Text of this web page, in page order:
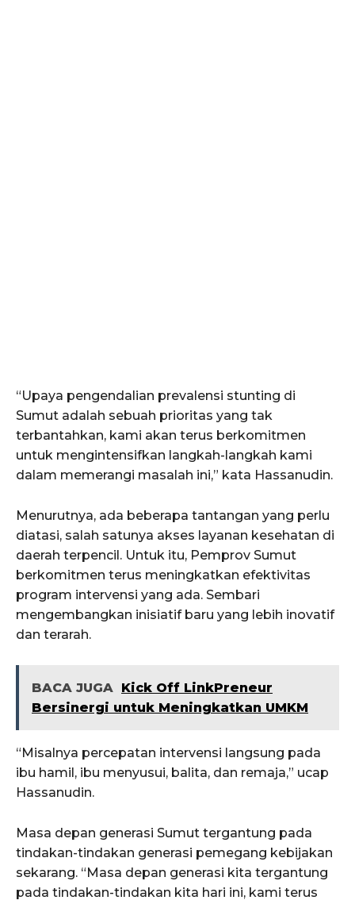
“Upaya pengendalian prevalensi stunting di
Sumut adalah sebuah prioritas yang tak
terbantahkan, kami akan terus berkomitmen
untuk mengintensifkan langkah-langkah kami
dalam memerangi masalah ini,” kata Hassanudin.
Menurutnya, ada beberapa tantangan yang perlu
diatasi, salah satunya akses layanan kesehatan di
daerah terpencil. Untuk itu, Pemprov Sumut
berkomitmen terus meningkatkan efektivitas
program intervensi yang ada. Sembari
mengembangkan inisiatif baru yang lebih inovatif
dan terarah.
BACA JUGA Kick Off LinkPreneur
Bersinergi untuk Meningkatkan UMKM
“Misalnya percepatan intervensi langsung pada
ibu hamil, ibu menyusui, balita, dan remaja,” ucap
Hassanudin.
Masa depan generasi Sumut tergantung pada
tindakan-tindakan generasi pemegang kebijakan
sekarang. “Masa depan generasi kita tergantung
pada tindakan-tindakan kita hari ini, kami terus